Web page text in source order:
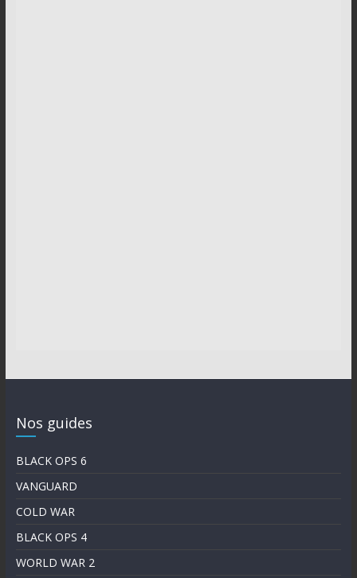
Nos guides
BLACK OPS 6
VANGUARD
COLD WAR
BLACK OPS 4
WORLD WAR 2